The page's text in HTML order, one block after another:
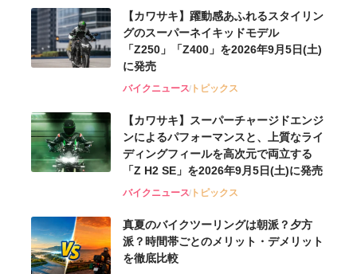
【カワサキ】躍動感あふれるスタイリン
グのスーパーネイキッドモデル
「Z250」「Z400」を2026年9月5日(土)
に発売
バイクニューストピックス
【カワサキ】スーパーチャージドエンジ
ンによるパフォーマンスと、上質なライ
ディングフィールを高次元で両立する
「Z H2 SE」を2026年9月5日(土)に発売
バイクニューストピックス
真夏のバイクツーリングは朝派？夕方
派？時間帯ごとのメリット・デメリット
を徹底比較